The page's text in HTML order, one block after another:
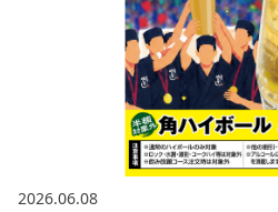
2026.06.08